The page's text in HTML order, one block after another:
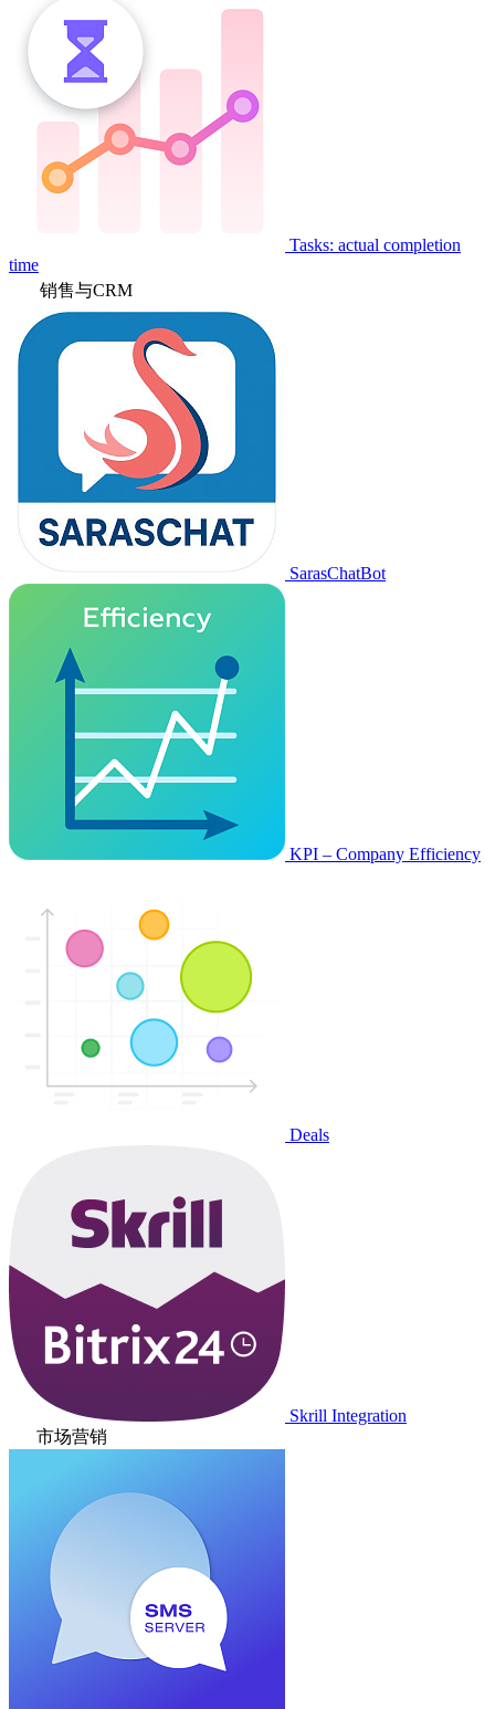
Tasks: actual completion
time
销售与CRM
SarasChatBot
KPI – Company Efficiency
Deals
Skrill Integration
市场营销